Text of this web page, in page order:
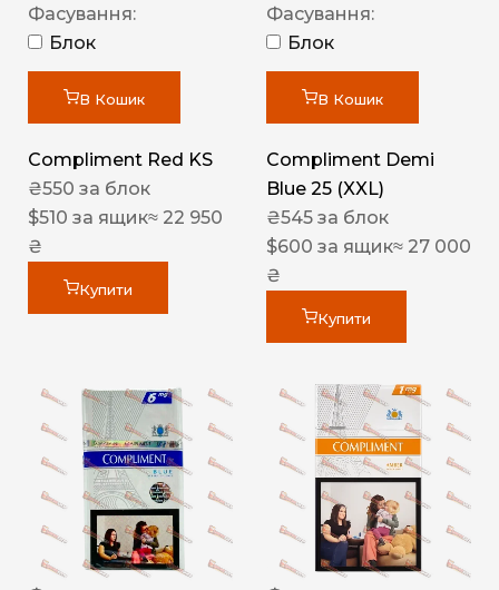
Фасування:
Блок
В Кошик
Compliment Red KS
₴550 за блок
$510 за ящик≈ 22 950
₴
Купити
Фасування:
Блок
В Кошик
Compliment Demi
Blue 25 (XXL)
₴545 за блок
$600 за ящик≈ 27 000
₴
Купити